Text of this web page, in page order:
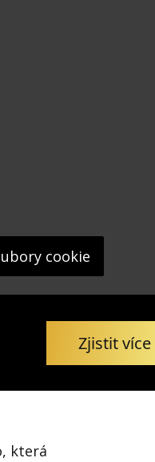
cookie
Zjistit více
která